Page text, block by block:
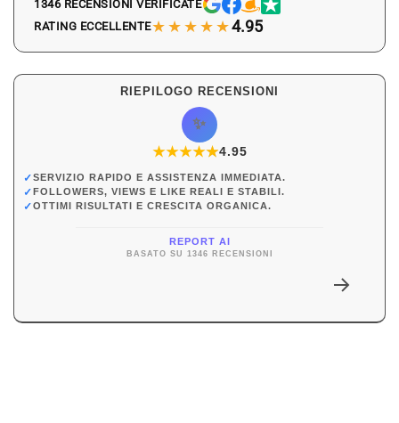
1346 RECENSIONI VERIFICATE
RATING ECCELLENTE★★★★★4.95
RIEPILOGO RECENSIONI
✨
★★★★★
★4.95
✓SERVIZIO RAPIDO E ASSISTENZA IMMEDIATA.
✓ FOLLOWERS, VIEWS E LIKE REALI E STABILI.
✓OTTIMI RISULTATI E CRESCITA ORGANICA.
REPORT AI
BASATO SU 1346 RECENSIONI